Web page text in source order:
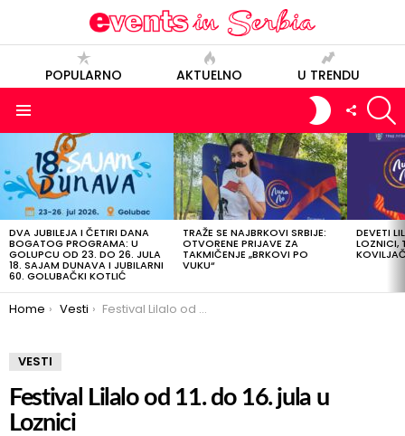
POPULARNO AKTUELNO U TRENDU
SWITCH
SKIN
FOLLOW
US
POSLEDNJE
OBJAVE
DVA JUBILEJA I ČETIRI DANA
BOGATOG PROGRAMA: U
GOLUPCU OD 23. DO 26. JULA
18. SAJAM DUNAVA I JUBILARNI
60. GOLUBAČKI KOTLIĆ
TRAŽE SE NAJBRKOVI SRBIJE:
OTVORENE PRIJAVE ZA
TAKMIČENJE „BRKOVI PO
VUKU“
DEVETI
LOZNICI,
You are here:
Home Vesti Festival Lilalo od 11. do 16. jula u Loznici
VESTI
Festival Lilalo od 11. do 16. jula u
Loznici